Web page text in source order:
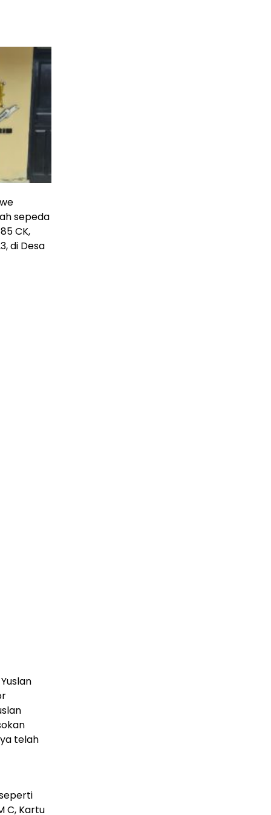
sepeda
CK,
di Desa
telah
C, Kartu